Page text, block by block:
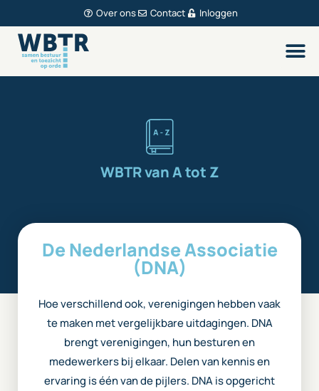
Over ons Contact Inloggen
WBTR van A tot Z
De Nederlandse Associatie
(DNA)
Hoe verschillend ook, verenigingen hebben vaak
te maken met vergelijkbare uitdagingen. DNA
brengt verenigingen, hun besturen en
medewerkers bij elkaar. Delen van kennis en
ervaring is één van de pijlers. DNA is opgericht